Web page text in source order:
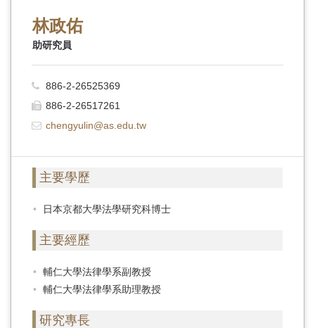
林政佑
助研究員
886-2-26525369
886-2-26517261
chengyulin@as.edu.tw
主要學歷
日本京都大學法學研究科博士
主要經歷
輔仁大學法律學系副教授
輔仁大學法律學系助理教授
研究專長